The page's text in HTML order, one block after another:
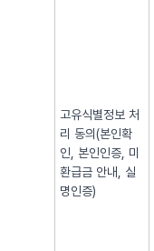
고유식별정보 처
리 동의(본인확
인, 본인인증, 미
환급금 안내, 실
명인증)